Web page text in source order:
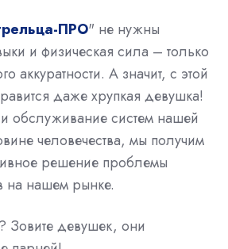
ПРО" не нужны
и физическая сила – только
аккуратности. А значит, с этой
даже хрупкая девушка!
обслуживание систем нашей
человечества, мы получим
решение проблемы
на нашем рынке.
Зовите девушек, они